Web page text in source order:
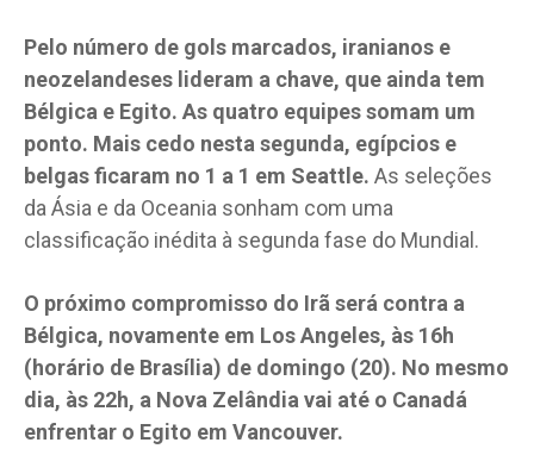
Pelo número de gols marcados, iranianos e
neozelandeses lideram a chave, que ainda tem
Bélgica e Egito. As quatro equipes somam um
ponto. Mais cedo nesta segunda, egípcios e
belgas ficaram no 1 a 1 em Seattle. As seleções
da Ásia e da Oceania sonham com uma
classificação inédita à segunda fase do Mundial.
O próximo compromisso do Irã será contra a
Bélgica, novamente em Los Angeles, às 16h
(horário de Brasília) de domingo (20). No mesmo
dia, às 22h, a Nova Zelândia vai até o Canadá
enfrentar o Egito em Vancouver.